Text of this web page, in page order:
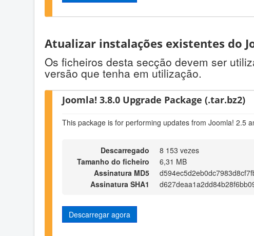
Atualizar instalações existentes do
Os ficheiros desta secção devem ser
versão que tenha em utilização.
Joomla! 3.8.0 Upgrade Package (.tar.bz2)
This package is for performing updates from Joomla! 2.5
Descarregado
8 153 vezes
Tamanho do ficheiro
6,31 MB
Assinatura MD5
Assinatura SHA1
Descarregar agora